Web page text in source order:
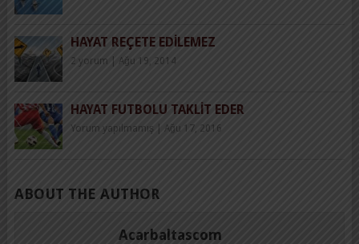
HAYAT REÇETE EDILEMEZ
2 yorum Ağu 19, 2014
HAYAT FUTBOLU TAKLIT EDER
Yorum yapılmamış Ağu 17, 2016
ABOUT THE AUTHOR
Acarbaltascom